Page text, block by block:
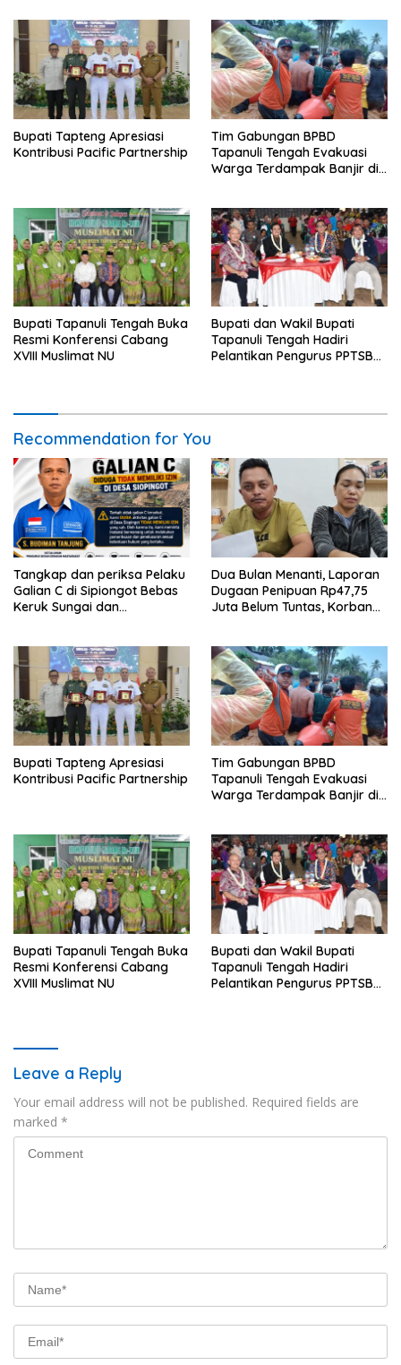
Bupati Tapteng Apresiasi
Kontribusi Pacific Partnership
Tim Gabungan BPBD
Tapanuli Tengah Evakuasi
Warga Terdampak Banjir di
Bupati Tapanuli Tengah Buka
Resmi Konferensi Cabang
XVIII Muslimat NU
Bupati dan Wakil Bupati
Tapanuli Tengah Hadiri
Pelantikan Pengurus PPTSB
Recommendation for You
Tangkap dan periksa Pelaku
Galian C di Sipiongot Bebas
Keruk Sungai dan
Dua Bulan Menanti, Laporan
Dugaan Penipuan Rp47,75
Juta Belum Tuntas, Korban
Bupati Tapteng Apresiasi
Kontribusi Pacific Partnership
Tim Gabungan BPBD
Tapanuli Tengah Evakuasi
Warga Terdampak Banjir di
Bupati Tapanuli Tengah Buka
Resmi Konferensi Cabang
XVIII Muslimat NU
Bupati dan Wakil Bupati
Tapanuli Tengah Hadiri
Pelantikan Pengurus PPTSB
Leave a Reply
Your email address will not be published. Required fields are
marked *